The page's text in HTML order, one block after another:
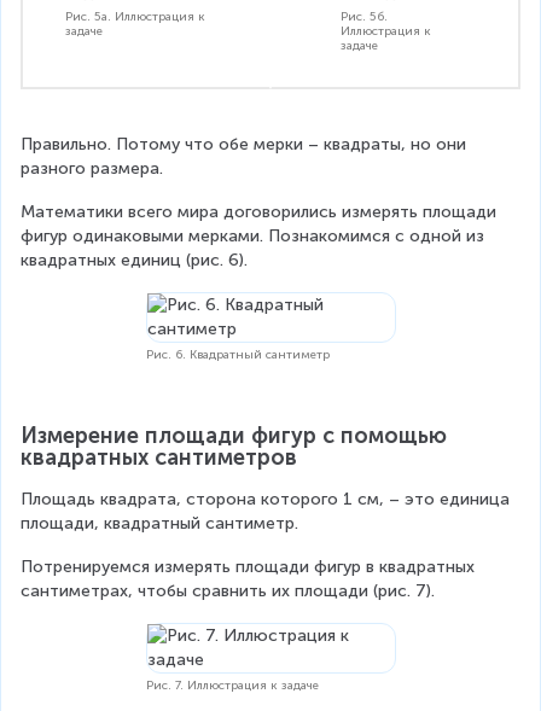
Рис. 5а. Иллюстрация к
задаче
Рис. 5б.
Иллюстрация к
задаче
Правильно. Потому что обе мерки – квадраты, но они
разного размера.
Математики всего мира договорились измерять площади
фигур одинаковыми мерками. Познакомимся с одной из
квадратных единиц (рис. 6).
Рис. 6. Квадратный сантиметр
Измерение площади фигур с помощью
квадратных сантиметров
Площадь квадрата, сторона которого 1 см, – это единица
площади, квадратный сантиметр.
Потренируемся измерять площади фигур в квадратных
сантиметрах, чтобы сравнить их площади (рис. 7).
Рис. 7. Иллюстрация к задаче